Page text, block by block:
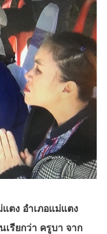
ตง อำเภอแม่แตง
รียกว่า ครูบา จาก